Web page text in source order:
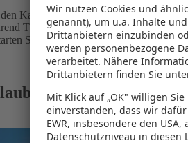
Kanaren, in Ägypten oder Dubai –
Thailand, Karibik und Kapverden
Sie entspannt ins Jahr!
im Januar